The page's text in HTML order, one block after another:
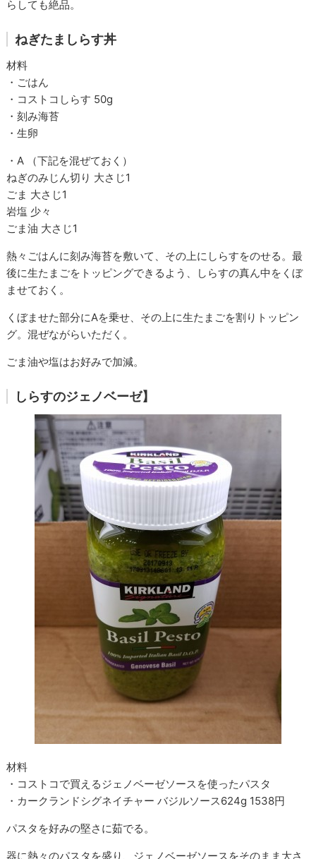
らしても絶品。
ねぎたましらす丼
材料
・ごはん
・コストコしらす 50g
・刻み海苔
・生卵
・A （下記を混ぜておく）
ねぎのみじん切り 大さじ1
ごま 大さじ1
岩塩 少々
ごま油 大さじ1
熱々ごはんに刻み海苔を敷いて、その上にしらすをのせる。最
後に生たまごをトッピングできるよう、しらすの真ん中をくぼ
ませておく。
くぼませた部分にAを乗せ、その上に生たまごを割りトッピン
グ。混ぜながらいただく。
ごま油や塩はお好みで加減。
しらすのジェノベーゼ】
材料
・コストコで買えるジェノベーゼソースを使ったパスタ
・カークランドシグネイチャー バジルソース624g 1538円
パスタを好みの堅さに茹でる。
器に熱々のパスタを盛り、ジェノベーゼソースをそのまま大さ